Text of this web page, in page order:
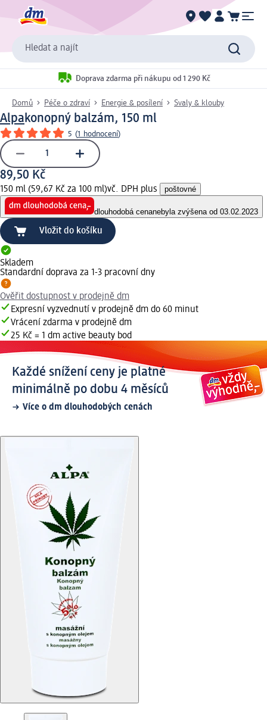
Hledat a najít
Doprava zdarma při nákupu od 1 290 Kč
Domů Péče o zdraví Energie & posílení Svaly & klouby
Alpakonopný balzám, 150 ml
5 (1 hodnocení)
89,50 Kč
150 ml (59,67 Kč za 100 ml)vč. DPH plus poštovné
dlouhodobá cenanebyla zvýšena od 03.02.2023
Vložit do košíku
Skladem
Standardní doprava za 1-3 pracovní dny
Ověřit dostupnost v prodejně dm
Expresní vyzvednutí v prodejně dm do 60 minut
Vrácení zdarma v prodejně dm
25 Kč = 1 dm active beauty bod
Každé snížení ceny je platné
minimálně po dobu 4 měsíců
Více o dm dlouhodobých cenách